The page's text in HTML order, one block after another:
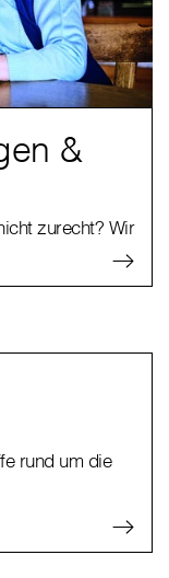
&
zurecht? Wir
rund um die